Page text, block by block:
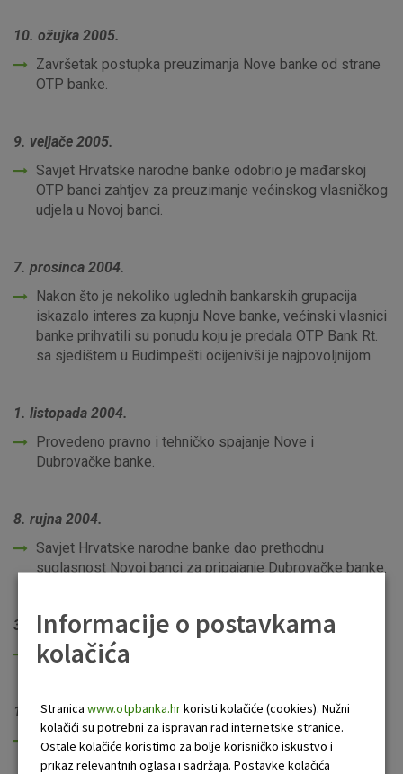
10. ožujka 2005.
Završetak postupka preuzimanja Nove banke od strane
OTP banke.
9. veljače 2005.
Savjet Hrvatske narodne banke odobrio je mađarskoj
OTP banci zahtjev za preuzimanje većinskog vlasničkog
udjela u Novoj banci.
7. prosinca 2004.
Nakon što je nekoliko uglednih bankarskih grupacija
iskazalo interes za kupnju Nove banke, većinski vlasnici
banke prihvatili su ponudu koju je predala OTP Bank Rt.
sa sjedištem u Budimpešti ocijenivši je najpovoljnijom.
1. listopada 2004.
Provedeno pravno i tehničko spajanje Nove i
Dubrovačke banke.
8. rujna 2004.
Savjet Hrvatske narodne banke dao prethodnu
suglasnost Novoj banci za pripajanje Dubrovačke banke.
31.kolovoza 2004.
Sjedište Nove banke preseljeno u Zadar.
1. svibnja 2004.
Završen proces informatičke integracije Nove banke
Informacije o postavkama
kolačića
Stranica www.otpbanka.hrkoristi kolačiće (cookies). Nužni
kolačići su potrebni za ispravan rad internetske stranice.
Ostale kolačiće koristimo za bolje korisničko iskustvo i
prikaz relevantnih oglasa i sadržaja. Postavke kolačića